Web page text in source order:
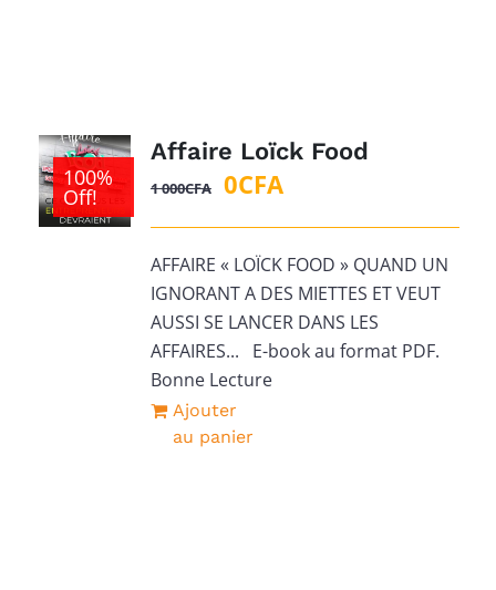
100%
Off!
Affaire Loïck Food
1 000CFA
Le
initial
était :
1
000CFA.
0CFALe
est :
0CFA.
AFFAIRE « LOÏCK FOOD » QUAND UN
IGNORANT A DES MIETTES ET VEUT
AUSSI SE LANCER DANS LES
AFFAIRES... E-book au format PDF.
Bonne Lecture
Ajouter
au panier